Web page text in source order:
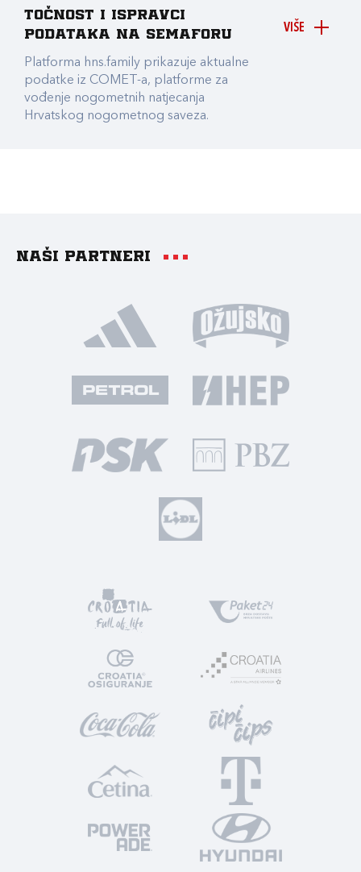
VIŠE
točnost i ispravci
podataka na Semaforu
Platforma hns.family prikazuje aktualne
podatke iz COMET-a, platforme za
vođenje nogometnih natjecanja
Hrvatskog nogometnog saveza.
Naši partneri